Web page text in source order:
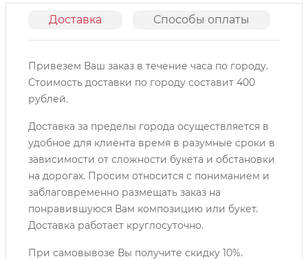
Доставка Способы оплаты
Привезем Ваш заказ в течение часа по городу.
Cтоимость доставки по городу составит 400
рублей.
Доставка за пределы города осуществляется в
удобное для клиента время в разумные сроки в
зависимости от сложности букета и обстановки
на дорогах. Просим относится с пониманием и
заблаговременно размещать заказ на
понравившуюся Вам композицию или букет.
Доставка работает круглосуточно.
При самовывозе Вы получите скидку 10%.